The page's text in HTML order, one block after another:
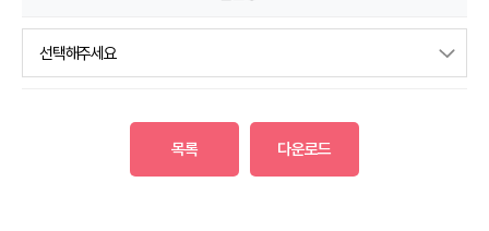
목록 다운로드